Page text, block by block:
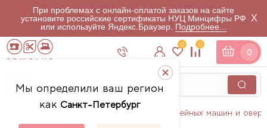
При проблемах с онлайн-оплатой заказов на сайте
установите российские сертификаты НУЦ Минцифры РФ
или используйте Яндекс.Браузер. Подробнее...
X
Мы определили ваш регион
как Санкт-Петербург
0 0
0
Аксессуары для швейных машин и